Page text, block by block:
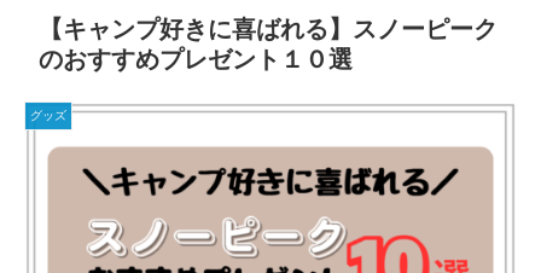
【キャンプ好きに喜ばれる】スノーピーク
のおすすめプレゼント１０選
グッズ